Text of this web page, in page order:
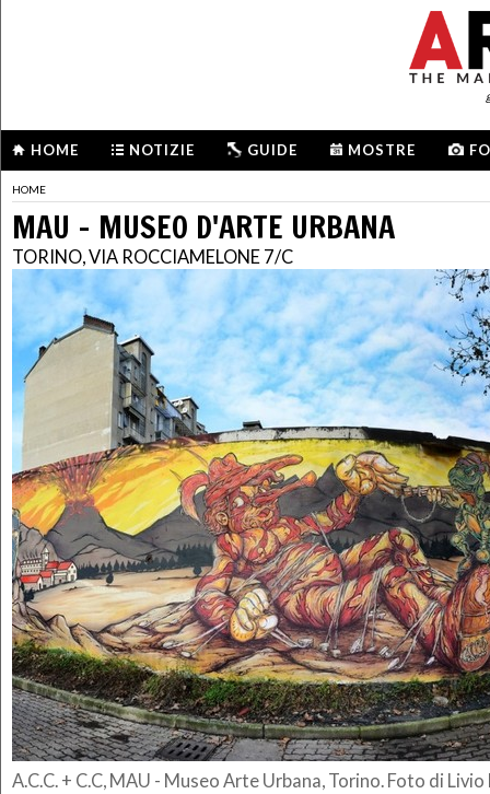
HOME NOTIZIE GUIDE MOSTRE
HOME
MAU – MUSEO D'ARTE URBANA
TORINO, VIA ROCCIAMELONE 7/C
A.C.C. + C.C, MAU - Museo Arte Urbana, Torino. Foto di Livio